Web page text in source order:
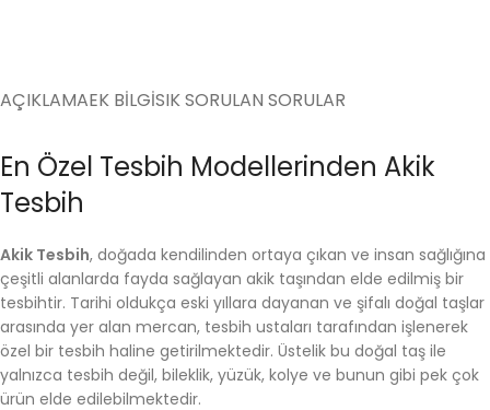
AÇIKLAMAEK BILGISIK SORULAN SORULAR
En Özel Tesbih Modellerinden Akik
Tesbih
Akik Tesbih, doğada kendilinden ortaya çıkan ve insan sağlığına
çeşitli alanlarda fayda sağlayan akik taşından elde edilmiş bir
tesbihtir. Tarihi oldukça eski yıllara dayanan ve şifalı doğal taşlar
arasında yer alan mercan, tesbih ustaları tarafından işlenerek
özel bir tesbih haline getirilmektedir. Üstelik bu doğal taş ile
yalnızca tesbih değil, bileklik, yüzük, kolye ve bunun gibi pek çok
ürün elde edilebilmektedir.